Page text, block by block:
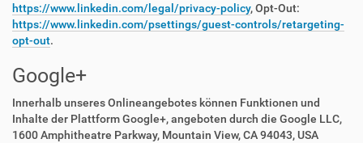
https://www.linkedin.com/legal/privacy-policy, Opt-Out:
https://www.linkedin.com/psettings/guest-controls/retargeting-
opt-out.
Google+
Innerhalb unseres Onlineangebotes können Funktionen und
Inhalte der Plattform Google+, angeboten durch die Google LLC,
1600 Amphitheatre Parkway, Mountain View, CA 94043, USA